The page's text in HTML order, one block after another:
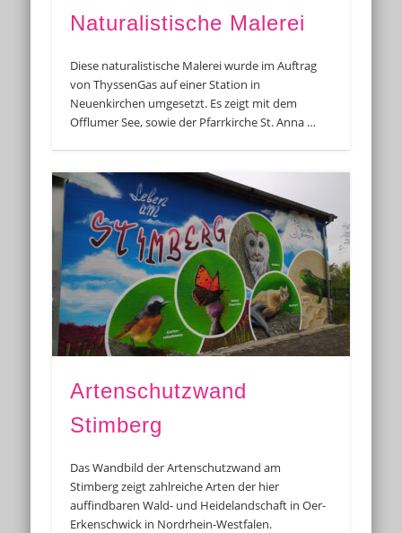
Naturalistische Malerei
Diese naturalistische Malerei wurde im Auftrag
von ThyssenGas auf einer Station in
Neuenkirchen umgesetzt. Es zeigt mit dem
Offlumer See, sowie der Pfarrkirche St. Anna …
Artenschutzwand
Stimberg
Das Wandbild der Artenschutzwand am
Stimberg zeigt zahlreiche Arten der hier
auffindbaren Wald- und Heidelandschaft in Oer-
Erkenschwick in Nordrhein-Westfalen.